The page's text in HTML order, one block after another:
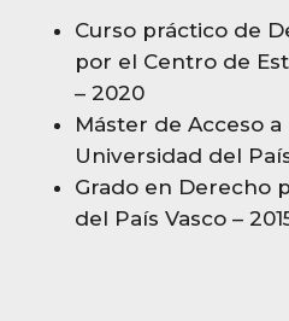
Curso práctico de
por el Centro de
– 2020
Máster de Acceso
Universidad del
Grado en Derecho
del País Vasco –